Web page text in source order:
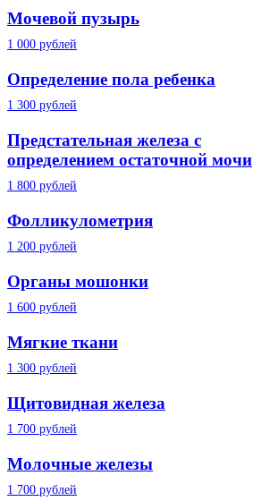
Мочевой пузырь
1 000 рублей
Определение пола ребенка
1 300 рублей
Предстательная железа с
определением остаточной мочи
1 800 рублей
Фолликулометрия
1 200 рублей
Органы мошонки
1 600 рублей
Мягкие ткани
1 300 рублей
Щитовидная железа
1 700 рублей
Молочные железы
1 700 рублей